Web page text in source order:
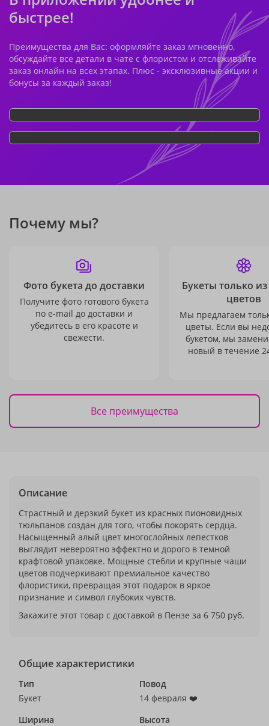
быстрее!
Преимущества для Вас: оформляйте заказ мгновенно,
обсуждайте все детали в чате с флористом и отслеживайте
заказ онлайн на всех этапах. Плюс - эксклюзивные акции и
бонусы за каждый заказ!
Почему мы?
Фото букета до доставки
Получите фото готового букета
по e-mail до доставки и
убедитесь в его красоте и
свежести.
Букеты только
цветов
Мы предлагаем
цветы. Если вы
букетом, мы
новый в течение
Все преимущества
Описание
Страстный и дерзкий букет из красных пионовидных
тюльпанов создан для того, чтобы покорять сердца.
Насыщенный алый цвет многослойных лепестков
выглядит невероятно эффектно и дорого в темной
крафтовой упаковке. Мощные стебли и крупные чаши
цветов подчеркивают премиальное качество
флористики, превращая этот подарок в яркое
признание и символ глубоких чувств.
Закажите этот товар с доставкой в Пензе за 6 750 руб.
Общие характеристики
Тип
Букет
Повод
14 февраля ❤️
Ширина
Высота